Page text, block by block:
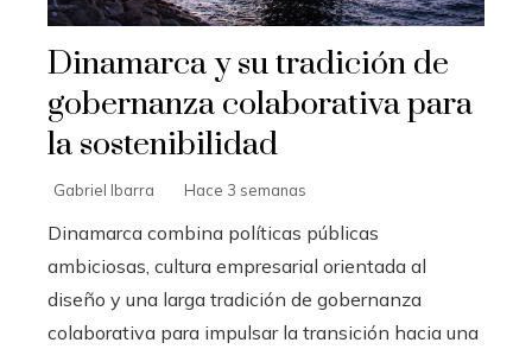
Dinamarca y su tradición de
gobernanza colaborativa para
la sostenibilidad
Gabriel Ibarra Hace 3 semanas
Dinamarca combina políticas públicas
ambiciosas, cultura empresarial orientada al
diseño y una larga tradición de gobernanza
colaborativa para impulsar la transición hacia una